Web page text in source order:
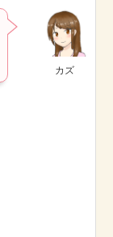
カズ